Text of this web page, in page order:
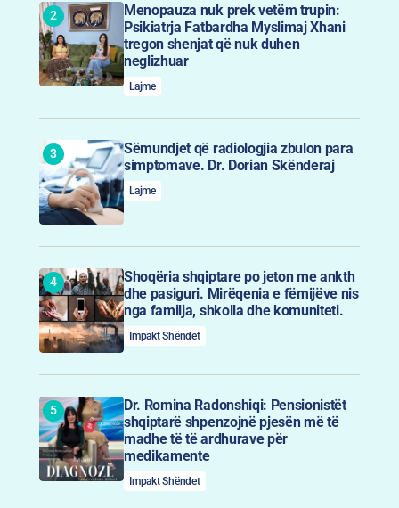
Menopauza nuk prek vetëm trupin:
Psikiatrja Fatbardha Myslimaj Xhani
tregon shenjat që nuk duhen
neglizhuar
Lajme
Sëmundjet që radiologjia zbulon para
simptomave. Dr. Dorian Skënderaj
Lajme
Shoqëria shqiptare po jeton me ankth
dhe pasiguri. Mirëqenia e fëmijëve nis
nga familja, shkolla dhe komuniteti.
Impakt Shëndet
Dr. Romina Radonshiqi: Pensionistët
shqiptarë shpenzojnë pjesën më të
madhe të të ardhurave për
medikamente
Impakt Shëndet